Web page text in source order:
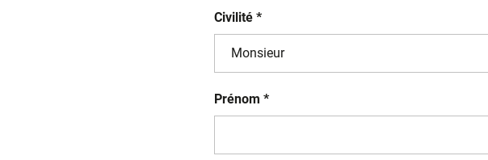
Civilité *
Prénom *